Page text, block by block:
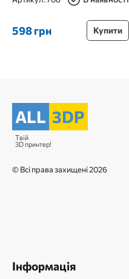
598 грн Купити
ALL 3DP
Твій
3D принтер!
© Всі права захищені 2026
Інформація